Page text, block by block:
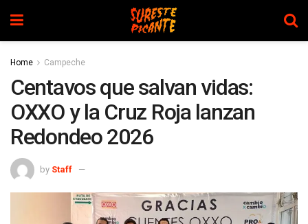
Home Campeche
Centavos que salvan vidas:
OXXO y la Cruz Roja lanzan
Redondeo 2026
by Staff